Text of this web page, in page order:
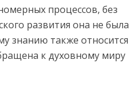
процессов, без
развития она не была
знанию также относится
к духовному миру